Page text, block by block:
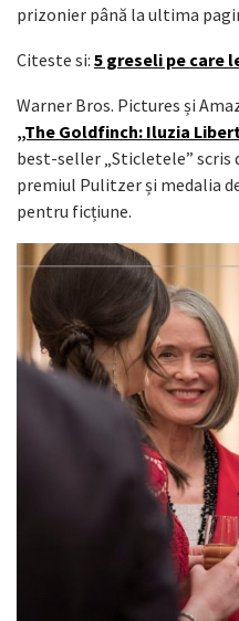
prizonier până la ultima
Citeste si: 5 greseli pe care
Warner Bros. Pictures și
„The Goldfinch: Iluzia
best-seller „Sticletele” scris
premiul Pulitzer și medalia
pentru ficțiune.